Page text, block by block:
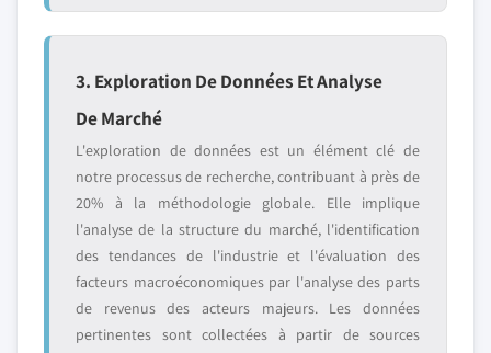
3. Exploration De Données Et Analyse
De Marché
L'exploration de données est un élément clé de
notre processus de recherche, contribuant à près de
20% à la méthodologie globale. Elle implique
l'analyse de la structure du marché, l'identification
des tendances de l'industrie et l'évaluation des
facteurs macroéconomiques par l'analyse des parts
de revenus des acteurs majeurs. Les données
pertinentes sont collectées à partir de sources